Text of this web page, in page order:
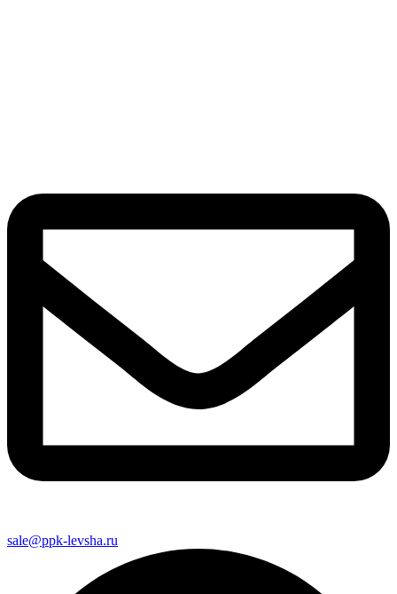
sale@ppk-levsha.ru